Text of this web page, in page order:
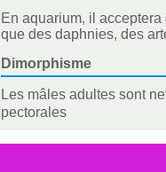
En aquarium, il
que des daphnies, des
Dimorphisme
Les mâles adultes sont
pectorales